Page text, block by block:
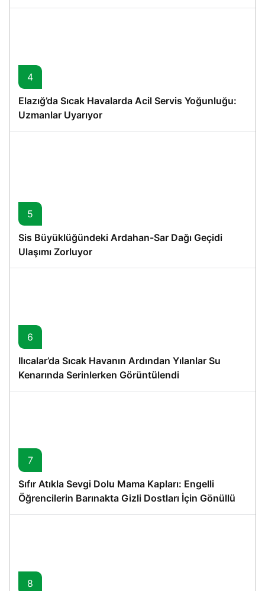
4
Elazığ’da Sıcak Havalarda Acil Servis Yoğunluğu:
Uzmanlar Uyarıyor
5
Sis Büyüklüğündeki Ardahan-Sar Dağı Geçidi
Ulaşımı Zorluyor
6
Ilıcalar’da Sıcak Havanın Ardından Yılanlar Su
Kenarında Serinlerken Görüntülendi
7
Sıfır Atıkla Sevgi Dolu Mama Kapları: Engelli
Öğrencilerin Barınakta Gizli Dostları İçin Gönüllü
Proje
8